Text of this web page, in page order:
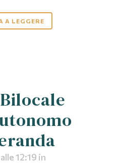
A LEGGERE
Bilocale
12:19 in